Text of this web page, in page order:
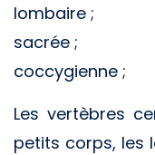
lombaire ;
sacrée ;
coccygienne ;
Les vertèbres
petits corps, les